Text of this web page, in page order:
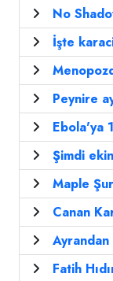
No
İşte
Peynire
Ebola'ya
Şimdi
Maple
Canan
Fatih